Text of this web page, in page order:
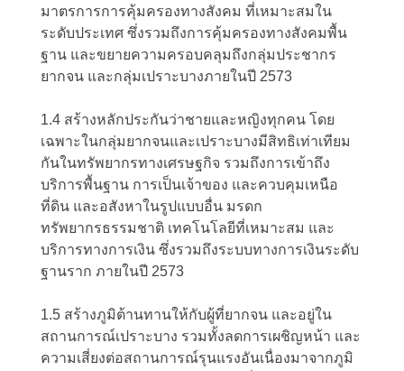
มาตรการการคุ้มครองทางสังคม ที่เหมาะสมใน
ระดับประเทศ ซึ่งรวมถึงการคุ้มครองทางสังคมพื้น
ฐาน และขยายความครอบคลุมถึงกลุ่มประชากร
ยากจน และกลุ่มเปราะบางภายในปี 2573
1.4 สร้างหลักประกันว่าชายและหญิงทุกคน โดย
เฉพาะในกลุ่มยากจนและเปราะบางมีสิทธิเท่าเทียม
กันในทรัพยากรทางเศรษฐกิจ รวมถึงการเข้าถึง
บริการพื้นฐาน การเป็นเจ้าของ และควบคุมเหนือ
ที่ดิน และอสังหาในรูปแบบอื่น มรดก
ทรัพยากรธรรมชาติ เทคโนโลยีที่เหมาะสม และ
บริการทางการเงิน ซึ่งรวมถึงระบบทางการเงินระดับ
ฐานราก ภายในปี 2573
1.5 สร้างภูมิต้านทานให้กับผู้ที่ยากจน และอยู่ใน
สถานการณ์เปราะบาง รวมทั้งลดการเผชิญหน้า และ
ความเสี่ยงต่อสถานการณ์รุนแรงอันเนื่องมาจากภูมิ